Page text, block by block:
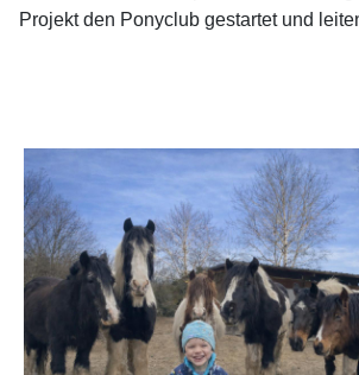
Projekt den Ponyclub gestartet und